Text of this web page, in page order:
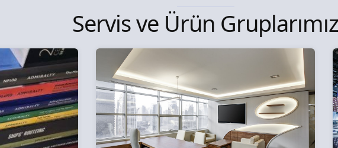
Servis ve Ürün Gruplarımız